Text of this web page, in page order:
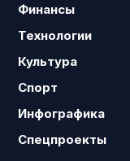
Финансы
Технологии
Культура
Спорт
Инфографика
Спецпроекты